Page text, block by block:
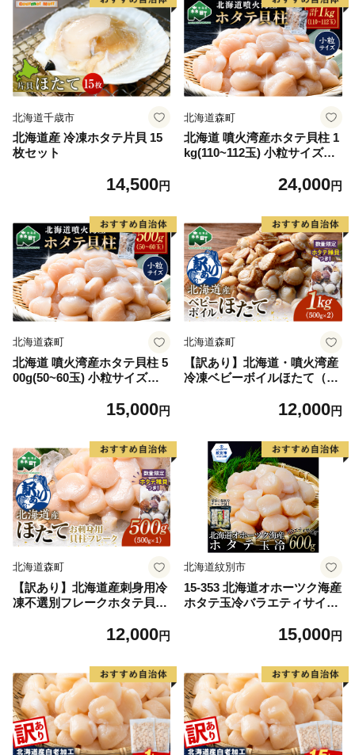
北海道千歳市
北海道産 冷凍ホタテ片貝 15
枚セット
14,500円
北海道森町
北海道 噴火湾産ホタテ貝柱 1
kg(110~112玉) 小粒サイズ・
立 ホタテ ほたて 魚介類 貝
24,000円
北海道森町
北海道 噴火湾産ホタテ貝柱 5
00g(50~60玉) 小粒サイズ・
立 ホタテ ほたて 魚介類 貝
15,000円
北海道森町
【訳あり】北海道・噴火湾産
冷凍ベビーボイルほたて（サ
2）＋噴火湾産ホタテ稚貝300
12,000円
北海道森町
【訳あり】北海道産刺身用冷
凍不選別フレークホタテ貝柱
00gセット ＜海鮮問屋 株式
まみ 海鮮丼 魚介類 貝柱 ふる
さと納税 北海道 訳あり mr1-
1182
12,000円
北海道紋別市
15-353 北海道オホーツク海産
ホタテ玉冷バラエティサイズ
15,000円